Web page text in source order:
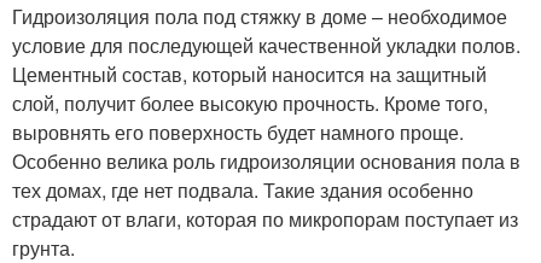
Гидроизоляция пола под стяжку в доме – необходимое
условие для последующей качественной укладки полов.
Цементный состав, который наносится на защитный
слой, получит более высокую прочность. Кроме того,
выровнять его поверхность будет намного проще.
Особенно велика роль гидроизоляции основания пола в
тех домах, где нет подвала. Такие здания особенно
страдают от влаги, которая по микропорам поступает из
грунта.